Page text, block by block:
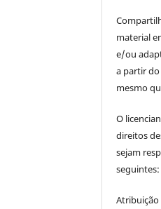
material
e/ou
a partir
mesmo
O
direitos
sejam
seguintes:
Atribuição